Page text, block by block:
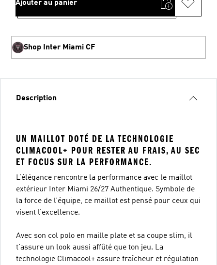
Ajouter au panier
Shop Inter Miami CF
Description
UN MAILLOT DOTÉ DE LA TECHNOLOGIE
CLIMACOOL+ POUR RESTER AU FRAIS, AU SEC
ET FOCUS SUR LA PERFORMANCE.
L’élégance rencontre la performance avec le maillot
extérieur Inter Miami 26/27 Authentique. Symbole de
la force de l’équipe, ce maillot est pensé pour ceux qui
visent l’excellence.
Avec son col polo en maille plate et sa coupe slim, il
t’assure un look aussi affûté que ton jeu. La
technologie Climacool+ assure fraîcheur et régulation